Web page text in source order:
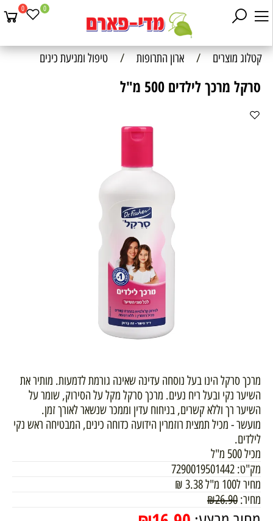
0 0
קטלוג מוצרים / ארון התרופות / טיפול ומניעת כינים
סרקל מרכך לילדים 500 מ"ל
מרכך סרקל הינו בעל נוסחה עדינה שאינה גורמת לדמעות. מותיר את
השיער נקי ובעל ריח נעים. מרכך סרקל מקל על הסירוק, שומר על
השיער רך וללא קשרים, בניחוח עדין וממכר שנשאר לאורך זמן.
מועשר - מכיל תמצית רוזמרין הידועה כדוחה כינים, המבטיחה ראש נקי
לילדים.
מכיל 500 מ"ל
מק"ט: 7290019501442
מחיר ל100 מ"ל
3.38
₪
מחיר:
₪26.90